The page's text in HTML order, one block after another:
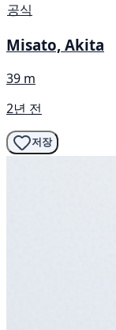
공식
Misato, Akita
39 m
2년 전
저장